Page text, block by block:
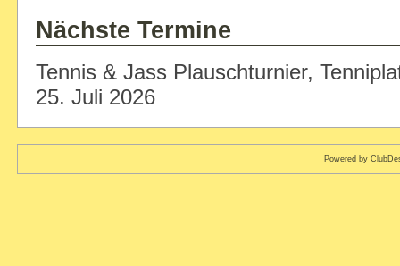
Nächste Termine
Tennis & Jass Plauschturnier,
25. Juli 2026
Powered by